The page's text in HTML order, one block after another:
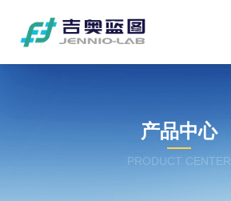
产品中心
PRODUCT CENTER